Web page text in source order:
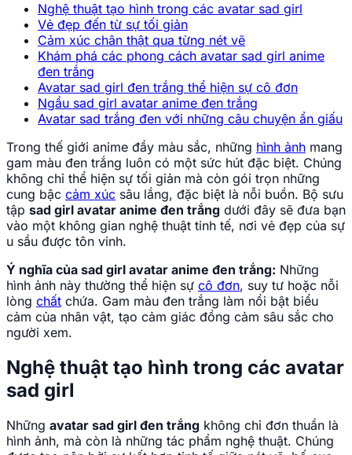
Nghệ thuật tạo hình trong các avatar sad girl
Vẻ đẹp đến từ sự tối giản
Cảm xúc chân thật qua từng nét vẽ
Khám phá các phong cách avatar sad girl anime
đen trắng
Avatar sad girl đen trắng thể hiện sự cô đơn
Ngầu sad girl avatar anime đen trắng
Avatar sad trắng đen với những câu chuyện ẩn giấu
Trong thế giới anime đầy màu sắc, những hình ảnh mang
gam màu đen trắng luôn có một sức hút đặc biệt. Chúng
không chỉ thể hiện sự tối giản mà còn gói trọn những
cung bậc cảm xúc sâu lắng, đặc biệt là nỗi buồn. Bộ sưu
tập sad girl avatar anime đen trắng dưới đây sẽ đưa bạn
vào một không gian nghệ thuật tinh tế, nơi vẻ đẹp của sự
u sầu được tôn vinh.
Ý nghĩa của sad girl avatar anime đen trắng: Những
hình ảnh này thường thể hiện sự cô đơn, suy tư hoặc nỗi
lòng chất chứa. Gam màu đen trắng làm nổi bật biểu
cảm của nhân vật, tạo cảm giác đồng cảm sâu sắc cho
người xem.
Nghệ thuật tạo hình trong các avatar
sad girl
Những avatar sad girl đen trắng không chỉ đơn thuần là
hình ảnh, mà còn là những tác phẩm nghệ thuật. Chúng